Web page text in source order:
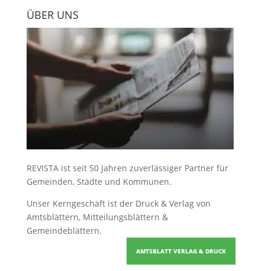
ÜBER UNS
REVISTA ist seit 50 Jahren zuverlässiger Partner für
Gemeinden, Städte und Kommunen.
Unser Kerngeschäft ist der Druck & Verlag von
Amtsblättern, Mitteilungsblättern &
Gemeindeblättern.
AMTSBLATT VERLAG & DRUCK